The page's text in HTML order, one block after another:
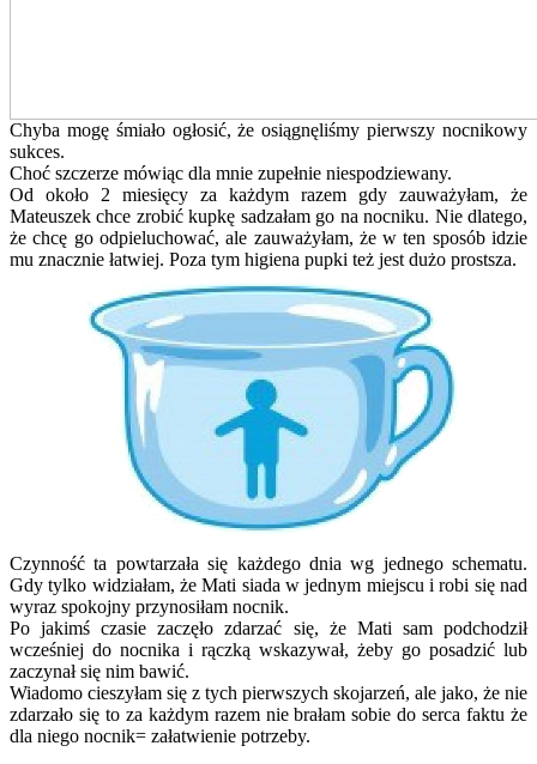
Chyba mogę śmiało ogłosić, że osiągnęliśmy pierwszy nocnikowy
sukces.
Choć szczerze mówiąc dla mnie zupełnie niespodziewany.
Od około 2 miesięcy za każdym razem gdy zauważyłam, że
Mateuszek chce zrobić kupkę sadzałam go na nocniku. Nie dlatego,
że chcę go odpieluchować, ale zauważyłam, że w ten sposób idzie
mu znacznie łatwiej. Poza tym higiena pupki też jest dużo prostsza.
Czynność ta powtarzała się każdego dnia wg jednego schematu.
Gdy tylko widziałam, że Mati siada w jednym miejscu i robi się nad
wyraz spokojny przynosiłam nocnik.
Po jakimś czasie zaczęło zdarzać się, że Mati sam podchodził
wcześniej do nocnika i rączką wskazywał, żeby go posadzić lub
zaczynał się nim bawić.
Wiadomo cieszyłam się z tych pierwszych skojarzeń, ale jako, że nie
zdarzało się to za każdym razem nie brałam sobie do serca faktu że
dla niego nocnik= załatwienie potrzeby.